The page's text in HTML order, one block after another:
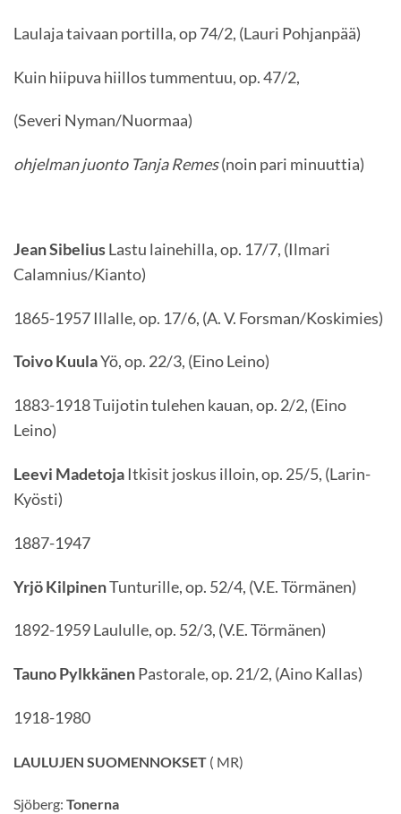
Laulaja taivaan portilla, op 74/2, (Lauri Pohjanpää)
Kuin hiipuva hiillos tummentuu, op. 47/2,
(Severi Nyman/Nuormaa)
ohjelman juonto Tanja Remes(noin pari minuuttia)
Jean SibeliusLastu lainehilla, op. 17/7, (Ilmari
Calamnius/Kianto)
1865-1957 Illalle, op. 17/6, (A. V. Forsman/Koskimies)
Toivo KuulaYö, op. 22/3, (Eino Leino)
1883-1918 Tuijotin tulehen kauan, op. 2/2, (Eino
Leino)
Leevi Madetoja Itkisit joskus illoin, op. 25/5, (Larin-
Kyösti)
1887-1947
Yrjö KilpinenTunturille, op. 52/4, (V.E. Törmänen)
1892-1959 Laululle, op. 52/3, (V.E. Törmänen)
Tauno PylkkänenPastorale, op. 21/2, (Aino Kallas)
1918-1980
LAULUJEN SUOMENNOKSET ( MR)
Sjöberg: Tonerna